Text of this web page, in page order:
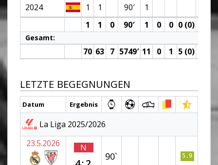
2024 1 1 90′
1
1
1 0 90′ 1 0 0 0 (0)
Gesamt:
70 63 7 5749′ 11 0 1 5 (0)
LETZTE BEGEGNUNGEN
Datum Ergebnis
La Liga 2025/2026
23.5.2026
N
90` 5.9